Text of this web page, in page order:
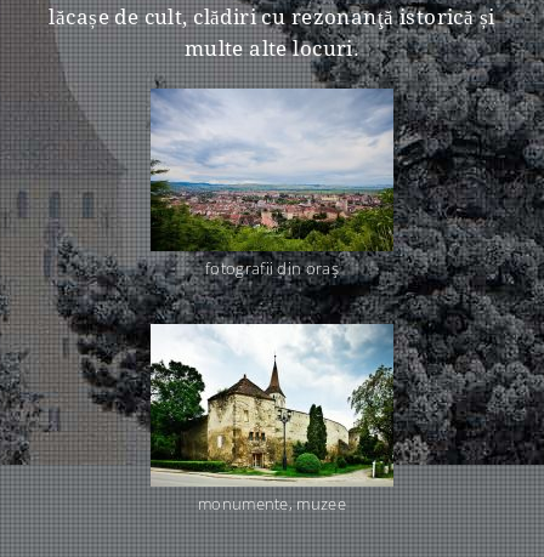
lăcașe de cult, clădiri cu rezonanţă istorică și
multe alte locuri.
fotografii din oraş
monumente, muzee